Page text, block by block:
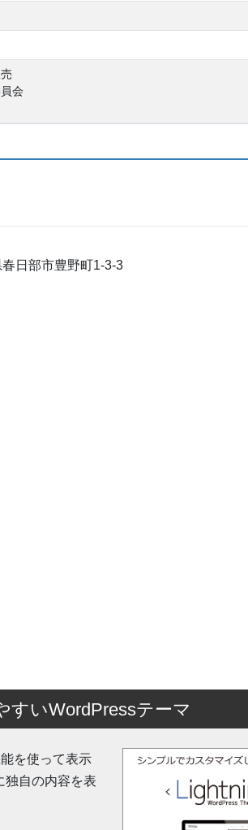
会
日部市豊野町1-3-3
いWordPressテーマ
を使って表示
独自の内容を表